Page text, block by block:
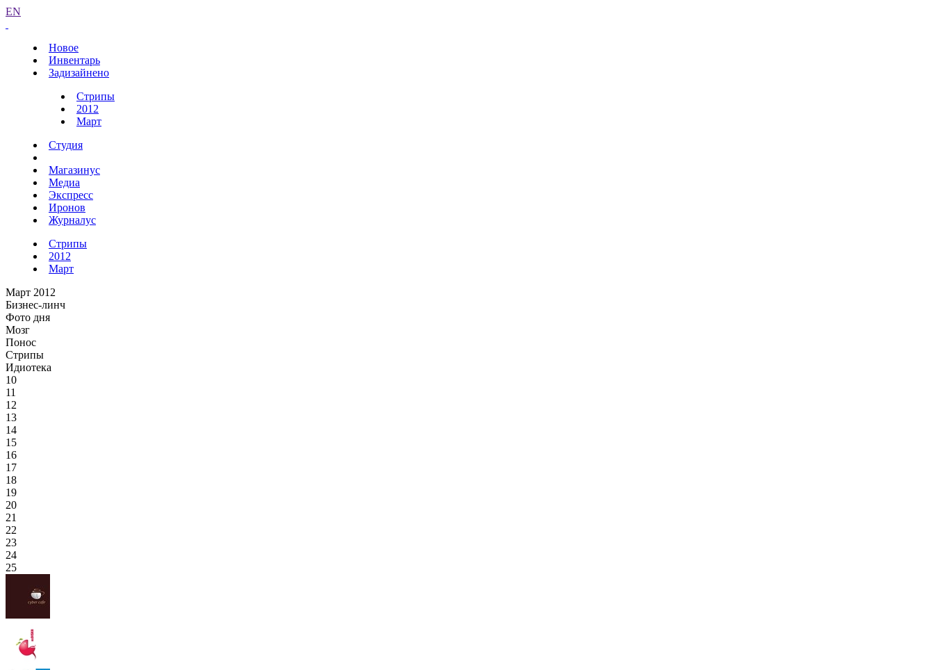
EN
Новое
Инвентарь
Задизайнено
Стрипы
2012
Март
Студия
Магазинус
Медиа
Экспресс
Иронов
Журналус
Стрипы
2012
Март
Март 2012
Бизнес-линч
Фото дня
Мозг
Понос
Стрипы
Идиотека
10
11
12
13
14
15
16
17
18
19
20
21
22
23
24
25